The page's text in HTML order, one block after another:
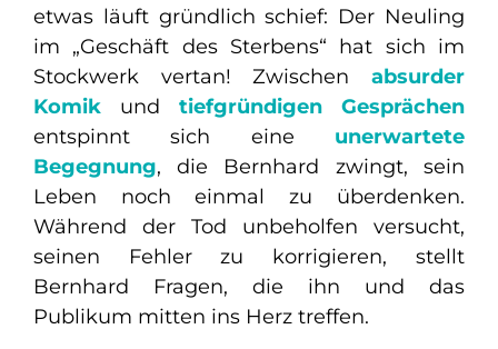
etwas läuft gründlich schief: Der Neuling
im „Geschäft des Sterbens“ hat sich im
Stockwerk vertan! Zwischen absurder
Komikund tiefgründigen Gesprächen
entspinnt sich eine unerwartete
Begegnung, die Bernhard zwingt, sein
Leben noch einmal zu überdenken.
Während der Tod unbeholfen versucht,
seinen Fehler zu korrigieren, stellt
Bernhard Fragen, die ihn und das
Publikum mitten ins Herz treffen.